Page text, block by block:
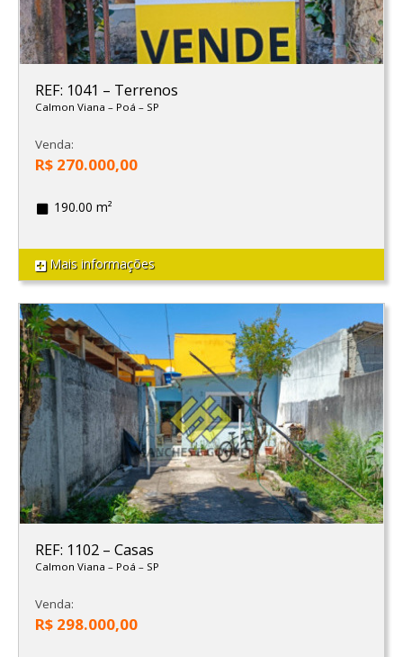
REF: 1041 – Terrenos
Calmon Viana – Poá – SP
Venda:
R$ 270.000,00
190.00 m²
Mais informações
REF: 1102 – Casas
Calmon Viana – Poá – SP
Venda:
R$ 298.000,00